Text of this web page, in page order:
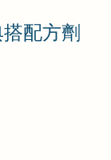
配方劑